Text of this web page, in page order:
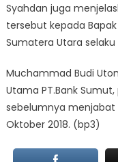
Syahdan juga
tersebut kepada
Sumatera Utara
Muchammad Budi
Utama PT.Bank
sebelumnya menjabat
Oktober 2018. (bp3)